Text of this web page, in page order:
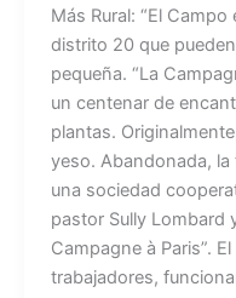
Más Rural: “El
distrito 20 que
pequeña. “La
un centenar de
plantas.
yeso. Abandonada,
una sociedad
pastor Sully Lombard
Campagne à Paris”.
trabajadores,